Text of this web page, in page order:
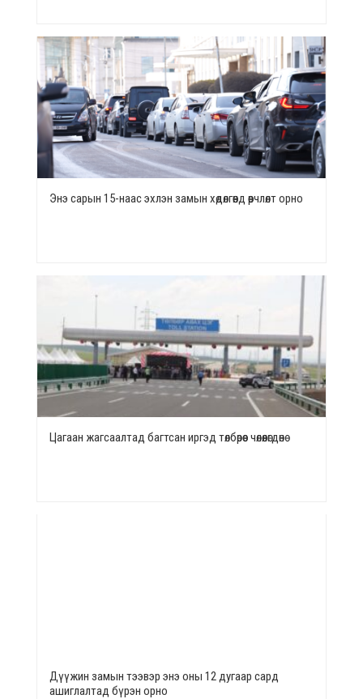
Энэ сарын 15-наас эхлэн замын хөдөлгөөнд өөрчлөлт орно
Цагаан жагсаалтад багтсан иргэд төлбөрөөс чөлөөлөгдөнө
Дүүжин замын тээвэр энэ оны 12 дугаар сард
ашиглалтад бүрэн орно